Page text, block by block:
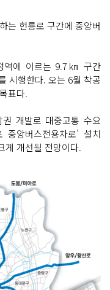
는 헌릉로 구간에 중앙버
역에 이르는 9.7㎞ 구간
시행한다. 오는 6월 착공
표다.
개발로 대중교통 수요
앙버스전용차로’ 설치
게 개선될 전망이다.